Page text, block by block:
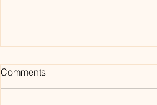
യാഥാർത്ഥ്യത്തിന്റെ വിവിധ
തലങ്ങൾ
Comments